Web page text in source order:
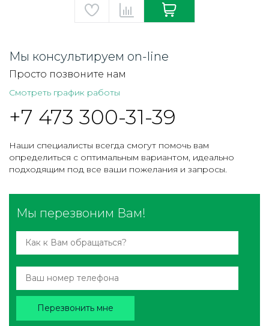
Мы консультируем on-line
Просто позвоните нам
Смотреть график работы
+7 473 300-31-39
Наши специалисты всегда смогут помочь вам
определиться с оптимальным вариантом, идеально
подходящим под все ваши пожелания и запросы.
Мы перезвоним Вам!
Перезвонить мне